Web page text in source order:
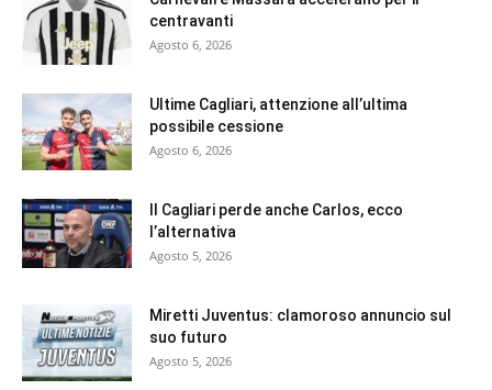
centravanti
Agosto 6, 2026
Ultime Cagliari, attenzione all’ultima
possibile cessione
Agosto 6, 2026
Il Cagliari perde anche Carlos, ecco
l’alternativa
Agosto 5, 2026
Miretti Juventus: clamoroso annuncio sul
suo futuro
Agosto 5, 2026